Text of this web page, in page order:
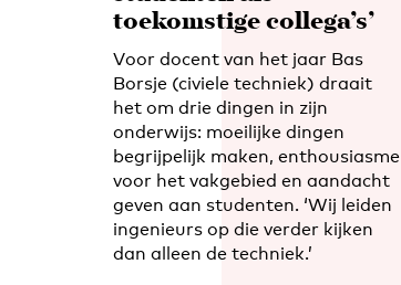
toekomstige collega’s’
Voor docent van het jaar Bas
Borsje (civiele techniek) draait
het om drie dingen in zijn
onderwijs: moeilijke dingen
begrijpelijk maken, enthousiasme
voor het vakgebied en aandacht
geven aan studenten. ‘Wij leiden
ingenieurs op die verder kijken
dan alleen de techniek.’